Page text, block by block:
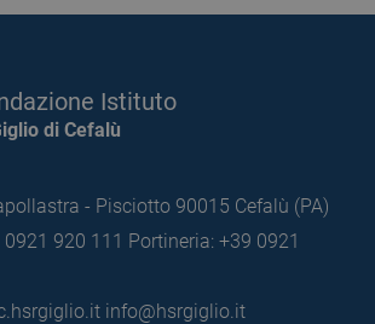
Istituto
di Cefalù
- Pisciotto 90015 Cefalù (PA)
920 111 Portineria: +39 0921
info@hsrgiglio.it